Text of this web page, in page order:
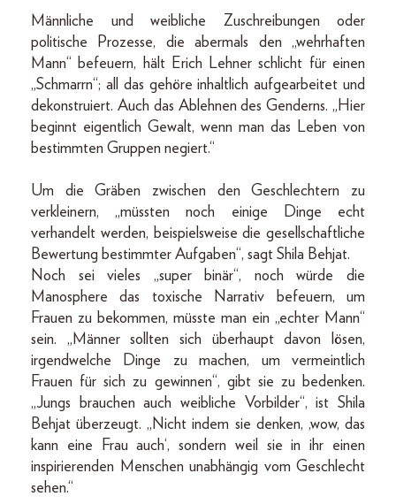
Männliche und weibliche Zuschreibungen oder
politische Prozesse, die abermals den „wehrhaften
Mann“ befeuern, hält Erich Lehner schlicht für einen
„Schmarrn“; all das gehöre inhaltlich aufgearbeitet und
dekonstruiert. Auch das Ablehnen des Genderns. „Hier
beginnt eigentlich Gewalt, wenn man das Leben von
bestimmten Gruppen negiert.“
Um die Gräben zwischen den Geschlechtern zu
verkleinern, „müssten noch einige Dinge echt
verhandelt werden, beispielsweise die gesellschaftliche
Bewertung bestimmter Aufgaben“, sagt Shila Behjat.
Noch sei vieles „super binär“, noch würde die
Manosphere das toxische Narrativ befeuern, um
Frauen zu bekommen, müsste man ein „echter Mann“
sein. „Männer sollten sich überhaupt davon lösen,
irgendwelche Dinge zu machen, um vermeintlich
Frauen für sich zu gewinnen“, gibt sie zu bedenken.
„Jungs brauchen auch weibliche Vorbilder“, ist Shila
Behjat überzeugt. „Nicht indem sie denken, ,wow, das
kann eine Frau auch‘, sondern weil sie in ihr einen
inspirierenden Menschen unabhängig vom Geschlecht
sehen.“